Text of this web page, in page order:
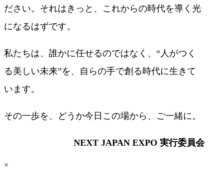
ださい。それはきっと、これからの時代を導く光
になるはずです。
私たちは、誰かに任せるのではなく、“人がつく
る美しい未来”を、自らの手で創る時代に生きて
います。
その一歩を、どうか今日この場から、ご一緒に。
NEXT JAPAN EXPO 実行委員会
×